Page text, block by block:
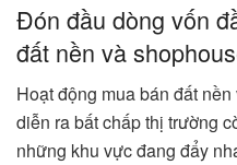
Đón đầu dòng vốn
đất nền và
Hoạt động mua bán đất
diễn ra bất chấp thị trường
những khu vực đang đẩy